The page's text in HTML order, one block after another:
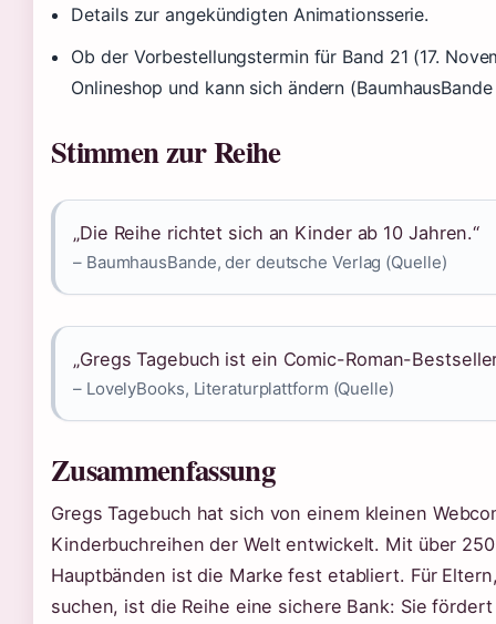
Details zur angekündigten Animationsserie.
Ob der Vorbestellungstermin für Band 21 (17.
Onlineshop und kann sich ändern
Stimmen zur Reihe
„Die Reihe richtet sich an Kinder ab 10 Jahren.“
– BaumhausBande, der deutsche Verlag (Quelle)
„Gregs Tagebuch ist ein Comic-Roman-
– LovelyBooks, Literaturplattform (Quelle)
Zusammenfassung
Gregs Tagebuch hat sich von einem kleinen
Kinderbuchreihen der Welt entwickelt. Mit über
Hauptbänden ist die Marke fest etabliert. Für
suchen, ist die Reihe eine sichere Bank: Sie